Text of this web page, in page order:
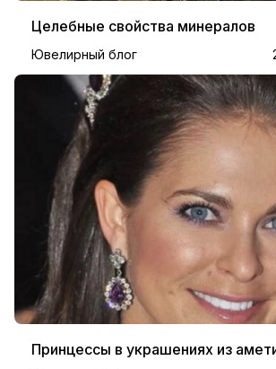
Целебные свойства минералов
Ювелирный блог
Принцессы в украшениях из